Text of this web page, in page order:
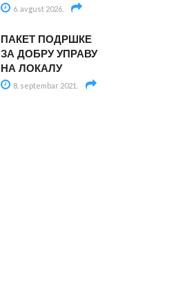
6. avgust 2026.
ПАКЕТ ПОДРШКЕ
ЗА ДОБРУ УПРАВУ
НА ЛОКАЛУ
8. septembar 2021.